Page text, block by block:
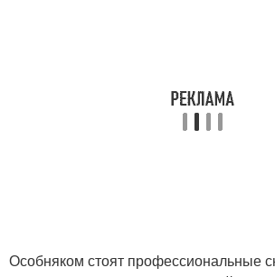
Особняком стоят профессиональные